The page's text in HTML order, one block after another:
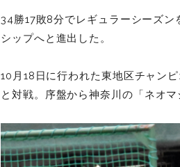
34勝17敗8分でレギュラーシーズ
シップへと進出した。
10月18日に行われた東地区チャン
と対戦。序盤から神奈川の「ネオ